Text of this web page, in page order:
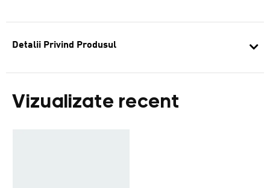
Detalii Privind Produsul
Vizualizate recent